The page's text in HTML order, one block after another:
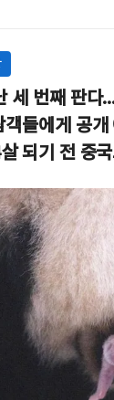
세 번째 판다
들에게 공개
되기 전 중